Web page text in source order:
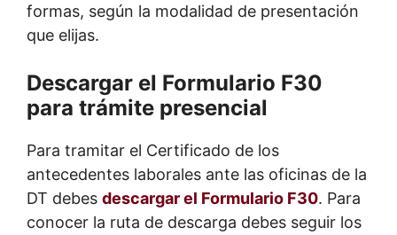
formas, según la modalidad de presentación
que elijas.
Descargar el Formulario F30
para trámite presencial
Para tramitar el Certificado de los
antecedentes laborales ante las oficinas de la
DT debes descargar el Formulario F30. Para
conocer la ruta de descarga debes seguir los